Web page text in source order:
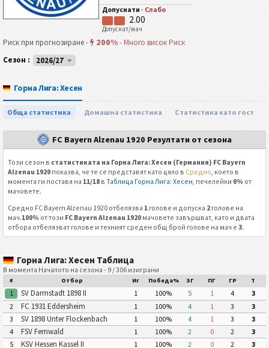
Допуснати - Слабо
2.00
Допуснат/мач
Риск при прогнозиране - 200%-Много висок Риск
Сезон :
2026/27
Горна Лига: Хесен
Обща статистика Домашна статистика Статистика като гост
FC Bayern Alzenau 1920 Резултати от сезона
Този сезон в статистиката на Горна Лига: Хесен (Германия) FC Bayern
Alzenau 1920 показва, че те се представят като цяло в Средно, което в
момента ги поставя на 11/18 вТаблица Горна Лига: Хесен, печелейки 0% от
мачовете.
Средно FC Bayern Alzenau 1920 отбелязва 1 голове и допуска 2 голове на
мач.100% от този FC Bayern Alzenau 1920 мачовете завършват, като и двата
отбора отбелязват голове и техният среден общ брой голове на мач е3.
Горна Лига: Хесен Таблица
В момента Началото на сезона - 9 / 306 изиграни
# Отбор Иг Победа% ЗГ ПГ ГР Т
1 SV Darmstadt 1898 II 1 100% 5 1 4
3
2
FC 1931 Eddersheim 1 100% 4 1 3
3
3
SV 1898 Unter Flockenbach 1 100% 4 1 3
3
4
FSV Fernwald 1 100% 2 0 2
3
5
KSV Hessen Kassel II 1 100% 2 0 2
3